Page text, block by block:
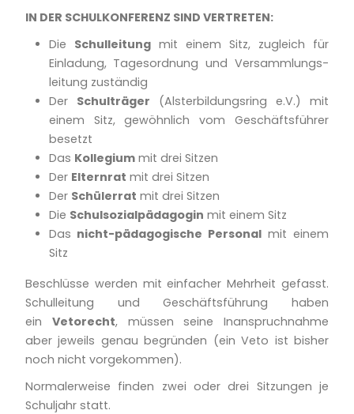
IN DER SCHULKONFERENZ SIND VERTRETEN:
Die Schulleitungmit einem Sitz, zugleich für
Einladung, Tagesordnung und Versammlungs­
leitung zuständig
Der Schulträger (Alsterbildungsring e.V.) mit
einem Sitz, gewöhnlich vom Geschäftsführer
besetzt
Das Kollegiummit drei Sitzen
Der Elternrat mit drei Sitzen
Der Schülerrat mit drei Sitzen
Die Schulsozialpädagogin mit einem Sitz
Das nicht-pädagogische Personalmit einem
Sitz
Beschlüsse werden mit einfacher Mehrheit gefasst.
Schulleitung und Geschäftsführung haben
ein Vetorecht, müssen seine Inanspruchnahme
aber jeweils genau begründen (ein Veto ist bisher
noch nicht vorgekommen).
Normalerweise finden zwei oder drei Sitzungen je
Schuljahr statt.